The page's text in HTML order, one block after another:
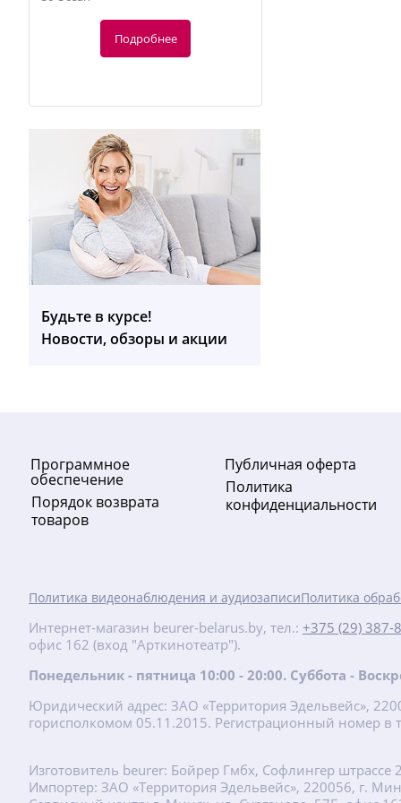
Подробнее
-10%
174.46руб.
BC 85 Тонометр запястный
300.60руб.
334 руб.
MP 64 Маникюрный набор
Подробнее
хит
Будьте в курсе!
Новости, обзоры и акции
Программное
обеспечение
Порядок возврата
товаров
Публичная оферта
Политика
конфиденциальности
Политика видеонаблюдения и аудиозаписиПолитика
Интернет-магазин beurer-belarus.by, тел.: +375 (29) 387-
офис 162 (вход "Арткинотеатр").
Понедельник - пятница 10:00 - 20:00. Суббота -
Юридический адрес: ЗАО «Территория Эдельвейс»,
горисполкомом 05.11.2015. Регистрационный номер в
Изготовитель beurer: Бойрер Гмбх, Софлингер
Импортер: ЗАО «Территория Эдельвейс», 220056, г.